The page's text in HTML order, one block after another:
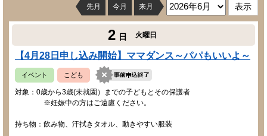
先月 今月 来月
2 日 火曜日
【4月28日申し込み開始】ママダンス～パパもいいよ～
イベント こども
対象：0歳から3歳(未就園）までの子どもとその保護者
※妊娠中の方はご遠慮ください。
持ち物：飲み物、汗拭きタオル、動きやすい服装